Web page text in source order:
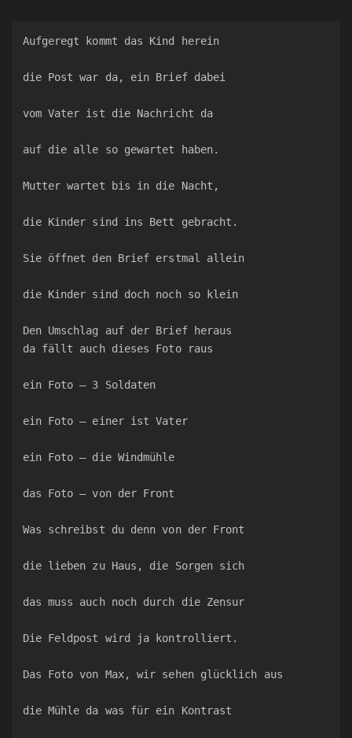
Aufgeregt kommt das Kind herein
die Post war da, ein Brief dabei
vom Vater ist die Nachricht da
auf die alle so gewartet haben.
Mutter wartet bis in die Nacht,
die Kinder sind ins Bett gebracht.
Sie öffnet den Brief erstmal allein
die Kinder sind doch noch so klein
Den Umschlag auf der Brief heraus
da fällt auch dieses Foto raus
ein Foto – 3 Soldaten
ein Foto – einer ist Vater
ein Foto – die Windmühle
das Foto – von der Front
Was schreibst du denn von der Front
die lieben zu Haus, die Sorgen sich
das muss auch noch durch die Zensur
Die Feldpost wird ja kontrolliert.
Das Foto von Max, wir sehen glücklich aus
die Mühle da was für ein Kontrast